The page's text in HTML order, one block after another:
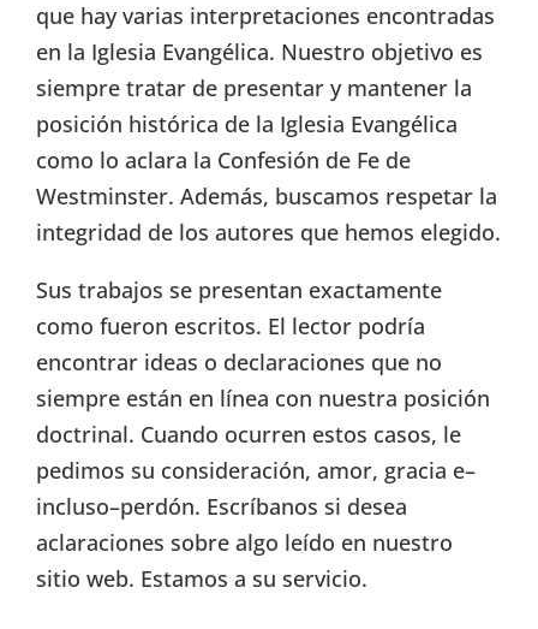
que hay varias interpretaciones encontradas
en la Iglesia Evangélica. Nuestro objetivo es
siempre tratar de presentar y mantener la
posición histórica de la Iglesia Evangélica
como lo aclara la Confesión de Fe de
Westminster. Además, buscamos respetar la
integridad de los autores que hemos elegido.
Sus trabajos se presentan exactamente
como fueron escritos. El lector podría
encontrar ideas o declaraciones que no
siempre están en línea con nuestra posición
doctrinal. Cuando ocurren estos casos, le
pedimos su consideración, amor, gracia e–
incluso–perdón. Escríbanos si desea
aclaraciones sobre algo leído en nuestro
sitio web. Estamos a su servicio.